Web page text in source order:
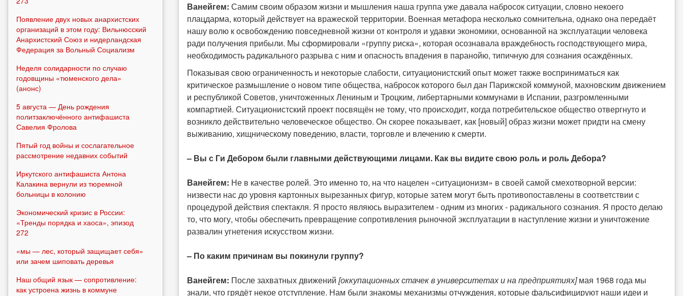
Ванейгем: Самим своим образом жизни и мышления наша группа уже давала набросок ситуации, словно некоего
плацдарма, который действует на вражеской территории. Военная метафора несколько сомнительна, однако она передаёт
нашу волю к освобождению повседневной жизни от контроля и удавки экономики, основанной на эксплуатации человека
ради получения прибыли. Мы сформировали «группу риска», которая осознавала враждебность господствующего мира,
необходимость радикального разрыва с ним и опасность впадения в паранойю, типичную для сознания осаждённых.
Показывая свою ограниченность и некоторые слабости, ситуационистский опыт может также восприниматься как
критическое размышление о новом типе общества, набросок которого был дан Парижской коммуной, махновским движением
и республикой Советов, уничтоженных Лениным и Троцким, либертарными коммунами в Испании, разгромленными
компартией. Ситуационистский проект посвящён не тому, что происходит, когда потребительское общество отвергнуто и
возникло действительно человеческое общество. Он скорее показывает, как [новый] образ жизни может придти на смену
выживанию, хищническому поведению, власти, торговле и влечению к смерти.
– Вы с Ги Дебором были главными действующими лицами. Как вы видите свою роль и роль Дебора?
Ванейгем: Не в качестве ролей. Это именно то, на что нацелен «ситуационизм» в своей самой смехотворной версии:
низвести нас до уровня картонных вырезанных фигур, которые затем могут быть противопоставлены в соответствии с
процедурой действия спектакля. Я просто являюсь выразителем - одним из многих - радикального сознания. Я просто делаю
то, что могу, чтобы обеспечить превращение сопротивления рыночной эксплуатации в наступление жизни и уничтожение
развалин угнетения искусством жизни.
– По каким причинам вы покинули группу?
Ванейгем: После захватных движений [оккупационных стачек в университетах и на предприятиях]мая 1968 года мы
знали, что грядёт некое отступление. Нам были знакомы механизмы отчуждения, которые фальсифицируют наши идеи и
Появление двух новых анархистских
организаций в этом году: Вильнюсский
Анархистский Союз и нидерландская
Федерация за Вольный Социализм
Неделя солидарности по случаю
годовщины «тюменского дела»
(анонс)
5 августа — День рождения
политзаключённого антифашиста
Савелия Фролова
Пятый год войны и сослагательное
рассмотрение недавних событий
Иркутского антифашиста Антона
Калакина вернули из тюремной
больницы в колонию
Экономический кризис в России:
«Тренды порядка и хаоса», эпизод
272
«мы — лес, который защищает себя»
или зачем шиповать деревья
Наш общий язык — сопротивление:
как устроена жизнь в коммуне